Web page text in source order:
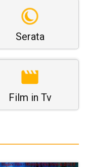
Serata
Film in Tv